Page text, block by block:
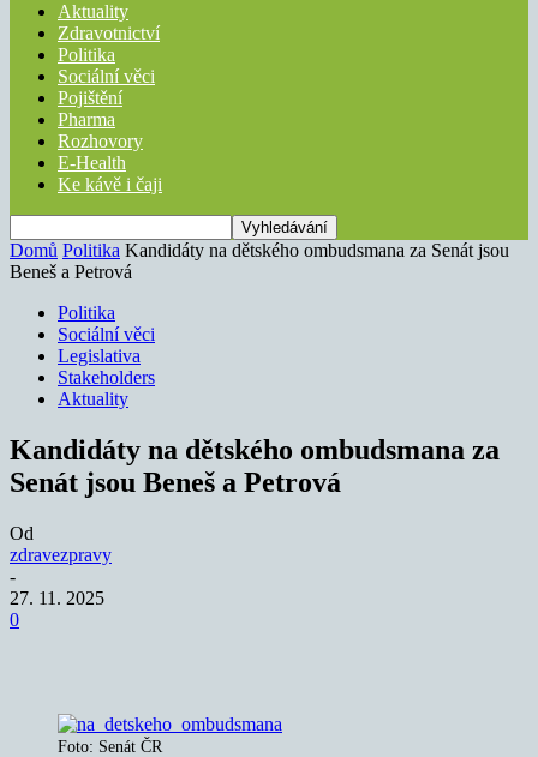
Aktuality
Zdravotnictví
Politika
Sociální věci
Pojištění
Pharma
Rozhovory
E-Health
Ke kávě i čaji
Domů Politika Kandidáty na dětského ombudsmana za Senát jsou
Beneš a Petrová
Politika
Sociální věci
Legislativa
Stakeholders
Aktuality
Kandidáty na dětského ombudsmana za
Senát jsou Beneš a Petrová
Od
zdravezpravy
-
27. 11. 2025
0
Foto: Senát ČR